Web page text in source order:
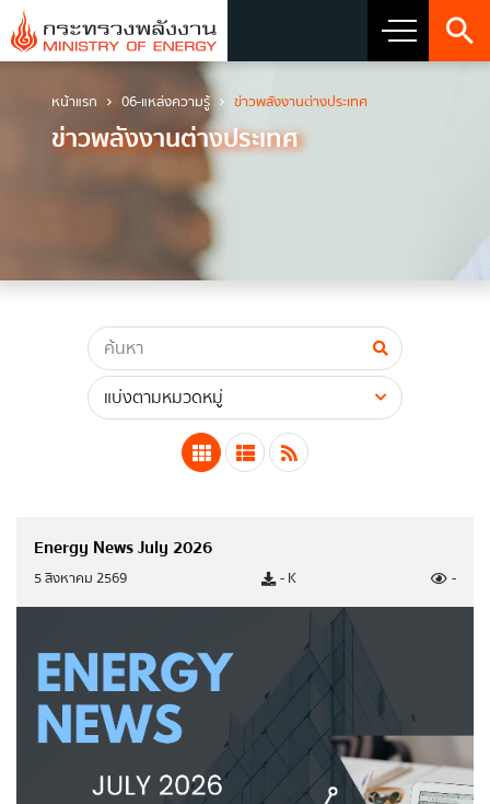
เกี่ยวกับกระทรวง
วิสัยทัศน์ พันธกิจ และตราสัญลักษณ์
ประวัติกระทรวงพลังงาน
ผู้บริหารระดับสูง
ผู้บริหารเทคโนโลยีสารสนเทศระดับสูง (CIO)
โครงสร้างส่วนราชการ
เจตจำนงสุจริตของผู้บริหาร
การมีส่วนร่วมของผู้บริหาร
ประกาศกระทรวงเกี่ยวกับกฎหมาย
การเสริมสร้างวัฒนธรรมองค์กร
การตรวจราชการประจำปี
สำนักงานพลังงานจังหวัด
หน้าแรก 06-แหล่งความรู้ ข่าวพลังงานต่างประเทศ
ข่าวพลังงานต่างประเทศ
Energy News July 2026
5 สิงหาคม 2569 - K -